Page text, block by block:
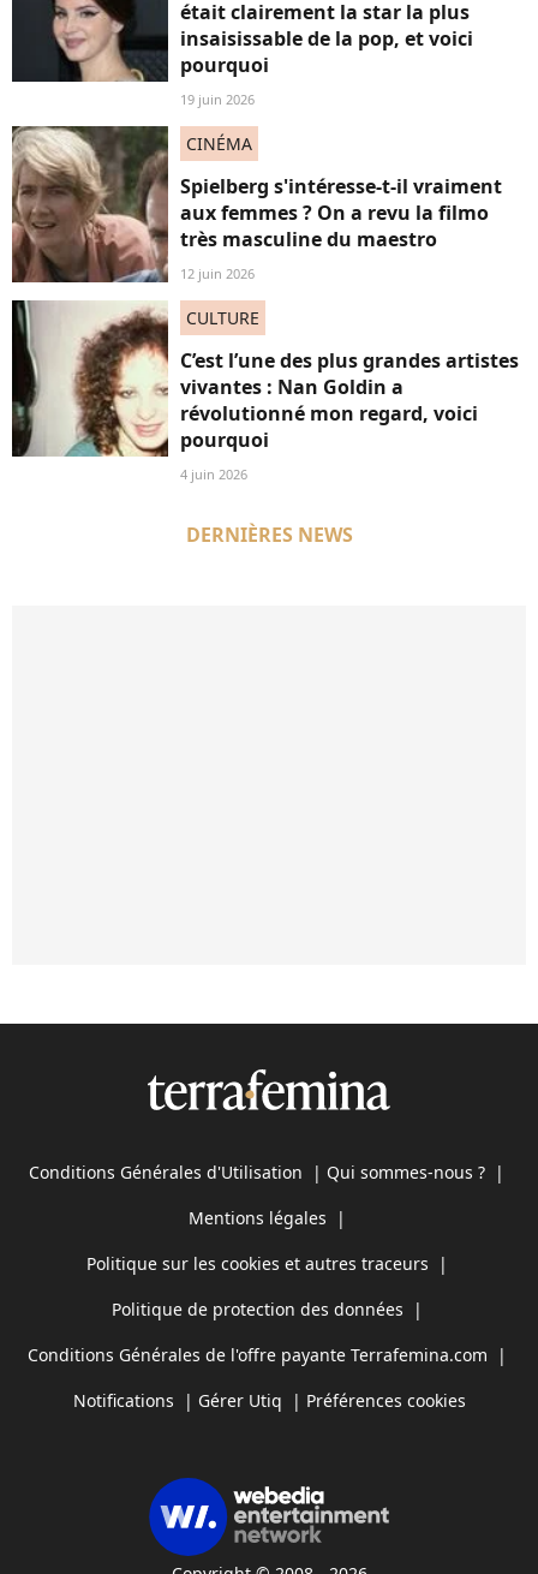
était clairement la star la plus
insaisissable de la pop, et voici
pourquoi
19 juin 2026
CINÉMA
Spielberg s'intéresse-t-il vraiment
aux femmes ? On a revu la filmo
très masculine du maestro
12 juin 2026
CULTURE
C’est l’une des plus grandes artistes
vivantes : Nan Goldin a
révolutionné mon regard, voici
pourquoi
4 juin 2026
DERNIÈRES NEWS
Conditions Générales d'Utilisation | Qui sommes-nous ? |
Mentions légales |
Politique sur les cookies et autres traceurs |
Politique de protection des données |
Conditions Générales de l'offre payante Terrafemina.com |
Notifications | Gérer Utiq | Préférences cookies